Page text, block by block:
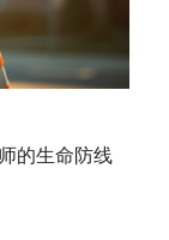
的生命防线